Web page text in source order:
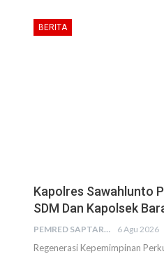
BERITA
Kapolres Sawahlunto
SDM Dan Kapolsek
PEMRED SAPTARIUS 6 Agu 2026
Regenerasi Kepemimpinan